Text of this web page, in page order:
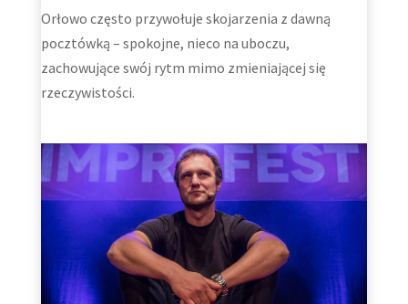
Orłowo często przywołuje skojarzenia z dawną
pocztówką – spokojne, nieco na uboczu,
zachowujące swój rytm mimo zmieniającej się
rzeczywistości.